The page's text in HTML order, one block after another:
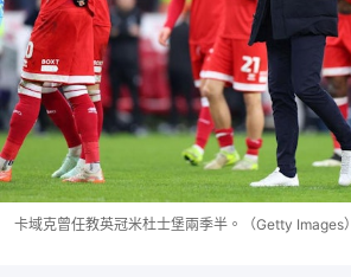
卡域克曾任教英冠米杜士堡兩季半。（Getty Images）